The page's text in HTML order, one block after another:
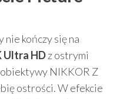
kończy się na
Ultra HDz ostrymi
obiektywy NIKKOR Z
ostrości. W efekcie